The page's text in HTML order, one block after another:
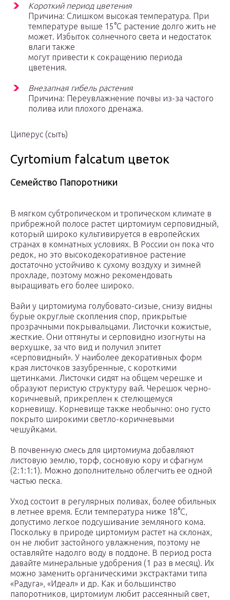
Короткий период цветения
Причина: Слишком высокая температура. При
температуре выше 15°С растение долго жить не
может. Избыток солнечного света и недостаток
влаги также
могут привести к сокращению периода
цветения.
Внезапная гибель растения
Причина: Переувлажнение почвы из-за частого
полива или плохого дренажа.
Циперус (сыть)
Cyrtomium falcatum цветок
Семейство Папоротники
В мягком субтропическом и тропическом климате в
прибрежной полосе растет циртомиум серповидный,
который широко культивируется в европей­ских
странах в комнатных условиях. В России он пока что
редок, но это вы­сокодекоративное растение
достаточно устойчиво к сухому воздуху и зимней
прохладе, поэтому можно рекомендовать
выращивать его более широко.
Вайи у циртомиума голубовато-сизые, снизу видны
бурые округлые ско­пления спор, прикрытые
прозрачными покрывальцами. Листочки кожистые,
жесткие. Они оттянуты и серповидно изогнуты на
верхушке, за что вид и по­лучил эпитет
«серповидный». У наиболее декоративных форм
края листочков зазубренные, с короткими
щетинками. Листочки сидят на общем черешке и
образуют перистую структуру вай. Черешок черно-
коричневый, прикреплен к стелющемуся
корневищу. Корневище также необычно: оно густо
покрыто широкими светло-коричневыми
чешуйками.
В почвенную смесь для циртомиума добавляют
листовую землю, торф, сосновую кору и сфагнум
(2:1:1:1). Можно дополнительно облегчить ее од­ной
частью песка.
Уход состоит в регулярных поливах, более обильных
в летнее время. Ес­ли температура ниже 18°С,
допустимо легкое подсушивание земляного кома.
Поскольку в природе циртомиум растет на склонах,
он не любит застойного увлажнения, поэтому не
оставляйте надолго воду в поддоне. В период роста
давайте минеральные удобрения (1 раз в месяц). Их
можно заменить органи­ческими экстрактами типа
«Радуга», «Идеал» и др. Как и большинство
папоротников, циртомиум любит рассеянный свет,